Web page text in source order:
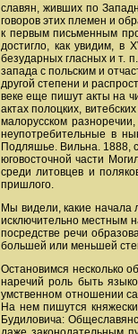
славян, живших по
говоров этих племен и
к первым письменным
достигло, как увидим, в
безударных гласных и т.
запада с польским и
другой степени и
веке еще пишут акты на
актах полоцких,
малорусском
неупотребительные в
Подляшье. Вильна. 1888,
юговосточной части
среди литовцев и
пришлого.
Мы видели, какие начала
исключительно местным
посредстве речи
большей или меньшей
Остановимся несколько
наречий роль быть
умственном отношении
На нем пишутся
Будиловича: